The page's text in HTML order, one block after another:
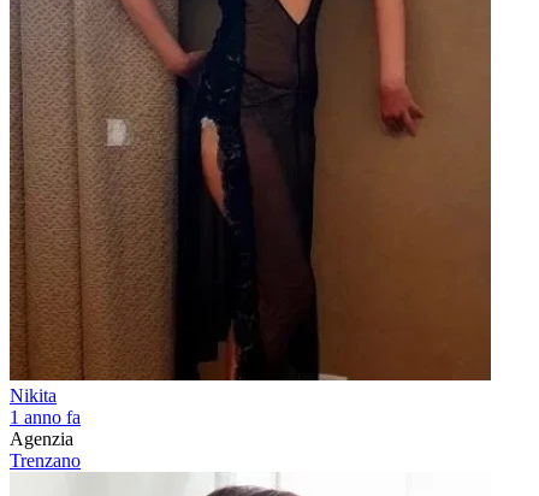
Nikita
1 anno fa
Agenzia
Trenzano